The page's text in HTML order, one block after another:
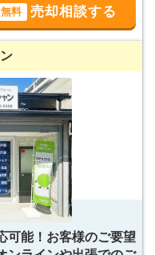
無料 売却相談する
可能！お客様のご要望